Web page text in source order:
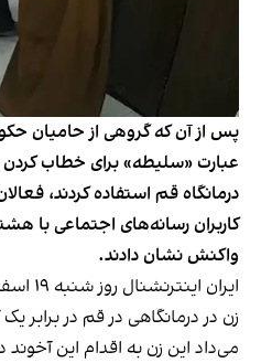
پس از آن که گروهی از حامیان
عبارت «‌سلیطه» برای خطاب
درمانگاه قم استفاده کردند،
کاربران رسانه‌های اجتماعی با
واکنش نشان دادند.
ایران
زن در درمانگاهی در قم در برابر
می‌داد این زن به اقدام این